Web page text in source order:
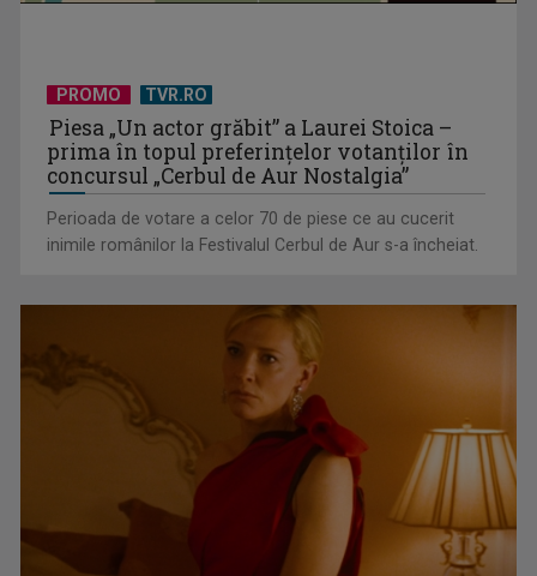
Federația SANITAS suspendă temporar greva generală din
sistemul sanitar
PROMO TVR.RO
Piesa „Un actor grăbit” a Laurei Stoica –
prima în topul preferinţelor votanţilor în
concursul „Cerbul de Aur Nostalgia”
Perioada de votare a celor 70 de piese ce au cucerit
inimile românilor la Festivalul Cerbul de Aur s-a încheiat.